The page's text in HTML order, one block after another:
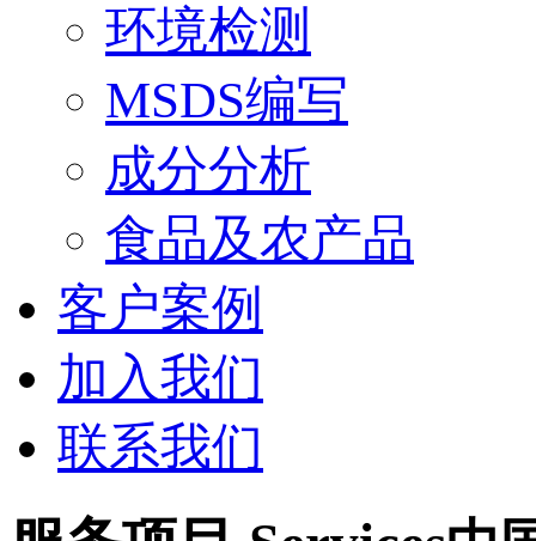
环境检测
MSDS编写
成分分析
食品及农产品
客户案例
加入我们
联系我们